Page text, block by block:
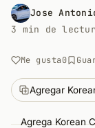
Jose
3 min de
Me gusta0
Agregar
Agrega Korean